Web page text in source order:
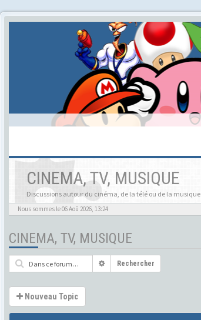
CINEMA, TV, MUSIQUE
Discussions autour du cinéma, de la télé ou de la musique
Nous sommes le 06 Aoû 2026, 13:24
CINEMA, TV, MUSIQUE
Rechercher
Nouveau Topic